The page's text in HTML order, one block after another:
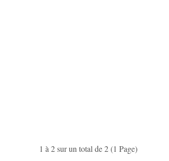
1 à 2 sur un total de 2 (1 Page)